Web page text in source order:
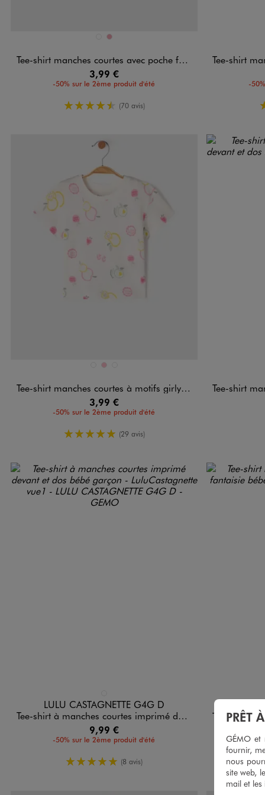
Disponible en 2 colorisBLANC STANDARD
VIEUX ROSE
Tee-shirt manches courtes avec poche fantaisie bébé fille
3,99 €
-50% sur le 2ème produit d'été
4.5/5 de moyenne
(70 avis)
Tee-shirt manches
-
Disponible en 3 coloris
BLANCROSE
Tee-shirt manches courtes à motifs girly bébé fille
3,99 €
-50% sur le 2ème produit d'été
5/5 de moyenne
(29 avis)
Tee-shirt manches
LULU CASTAGNETTE G4G D
Tee-shirt à manches courtes imprimé devant et dos bébé garçon - LuluCastagnette
9,99 €
-50% sur le 2ème produit d'été
5/5 de moyenne
(8 avis)
Disponible
Tee-shirt
-
PRÊT
GÉMO et
fournir,
nous
site web,
mail et les